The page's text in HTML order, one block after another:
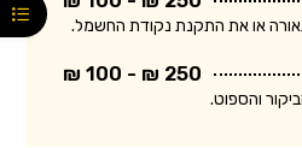
או את התקנת נקודת החשמל.
250 ₪ - 100 ₪
והספוט.